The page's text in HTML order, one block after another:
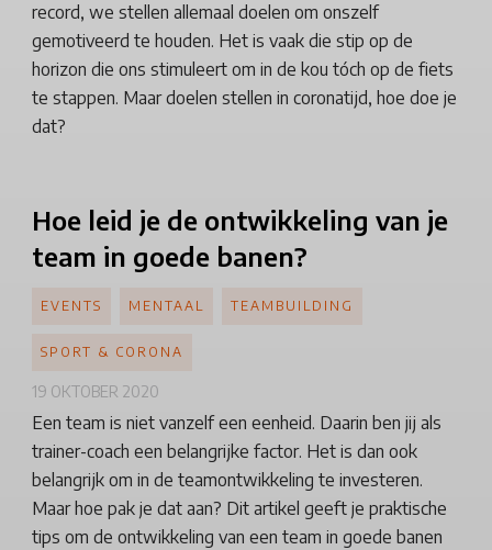
record, we stellen allemaal doelen om onszelf
gemotiveerd te houden. Het is vaak die stip op de
horizon die ons stimuleert om in de kou tóch op de fiets
te stappen. Maar doelen stellen in coronatijd, hoe doe je
dat?
Hoe leid je de ontwikkeling van je
team in goede banen?
Een team is niet vanzelf een eenheid. Daarin ben jij als
trainer-coach een belangrijke factor. Het is dan ook
belangrijk om in de teamontwikkeling te investeren.
Maar hoe pak je dat aan? Dit artikel geeft je praktische
tips om de ontwikkeling van een team in goede banen
EVENTS MENTAAL TEAMBUILDING
SPORT & CORONA
19 OKTOBER 2020